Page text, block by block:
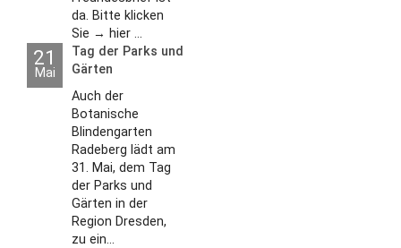
da. Bitte klicken
Sie → hier ...
21
Mai
Tag der Parks und
Gärten
Auch der
Botanische
Blindengarten
Radeberg lädt am
31. Mai, dem Tag
der Parks und
Gärten in der
Region Dresden,
zu ein...